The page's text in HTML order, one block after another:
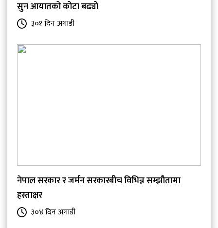
सुन आयातको कोटा बढ्यो
३०१ दिन अगाडी
नेपाल सरकार र जर्मन सरकारबीच विभिन्न सम्झौतामा
हस्ताक्षर
३०४ दिन अगाडी